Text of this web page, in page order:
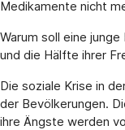
Medikamente nicht
Warum soll eine
und die Hälfte ihrer
Die soziale Krise in
der Bevölkerungen.
ihre Ängste werden